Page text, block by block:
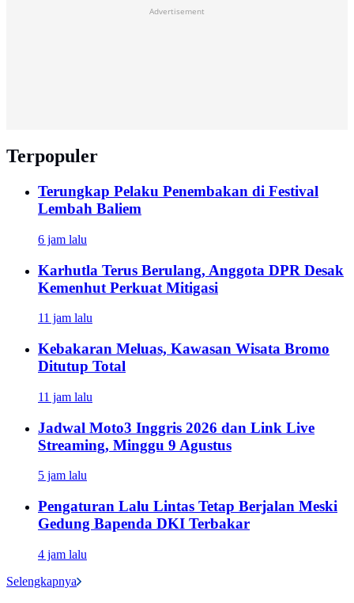
Advertisement
Terpopuler
Terungkap Pelaku Penembakan di Festival
Lembah Baliem
6 jam lalu
Karhutla Terus Berulang, Anggota DPR Desak
Kemenhut Perkuat Mitigasi
11 jam lalu
Kebakaran Meluas, Kawasan Wisata Bromo
Ditutup Total
11 jam lalu
Jadwal Moto3 Inggris 2026 dan Link Live
Streaming, Minggu 9 Agustus
5 jam lalu
Pengaturan Lalu Lintas Tetap Berjalan Meski
Gedung Bapenda DKI Terbakar
4 jam lalu
Selengkapnya